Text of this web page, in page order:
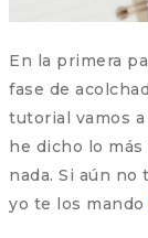
En la primera
fase de
tutorial vamos
he dicho lo más
nada. Si aún
yo te los mando